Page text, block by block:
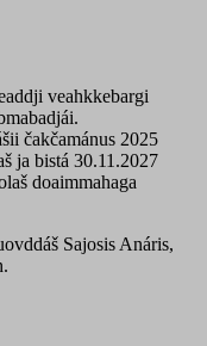
veahkkebargi
čakčamánus 2025
ja bistá 30.11.2027
doaimmahaga
Sajosis Anáris,